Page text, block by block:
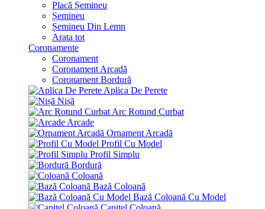
Placă Șemineu
Șemineu
Șemineu Din Lemn
Arata tot
Coronamente
Coronament
Coronament Arcadă
Coronament Bordură
Aplica De Perete
Nișă
Arc Rotund Curbat
Arcade
Ornament Arcadă
Profil Cu Model
Profil Simplu
Bordură
Coloană
Bază Coloană
Bază Coloană Cu Model